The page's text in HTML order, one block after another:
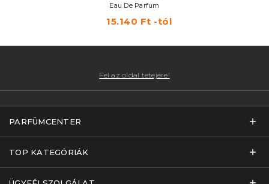
Eau De Parfum
15.140 Ft -tól
Fel az oldal tetejére!
PARFÜMCENTER
TOP KATEGÓRIÁK